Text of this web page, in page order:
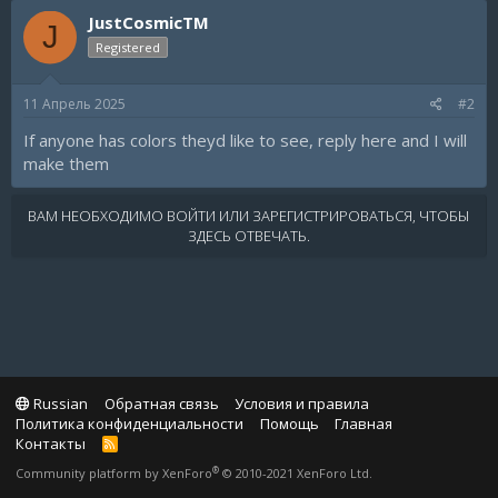
t
i
o
:
J JustCosmicTM
Registered
11 Апрель 2025 #2
If anyone has colors theyd like to see, reply here and I will
make them
ВАМ НЕОБХОДИМО ВОЙТИ ИЛИ ЗАРЕГИСТРИРОВАТЬСЯ, ЧТОБЫ
ЗДЕСЬ ОТВЕЧАТЬ.
Russian Обратная связь
Условия и правила
Политика конфиденциальности
Помощь
Главная
Контакты
R
S
Community platform by XenForo® © 2010-2021 XenForo Ltd.